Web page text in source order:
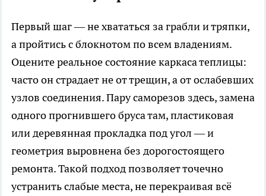
Первый шаг — не хвататься за грабли и тряпки,
а пройтись с блокнотом по всем владениям.
Оцените реальное состояние каркаса теплицы:
часто он страдает не от трещин, а от ослабевших
узлов соединения. Пару саморезов здесь, замена
одного прогнившего бруса там, пластиковая
или деревянная прокладка под угол — и
геометрия выровнена без дорогостоящего
ремонта. Такой подход позволяет точечно
устранить слабые места, не перекраивая всё